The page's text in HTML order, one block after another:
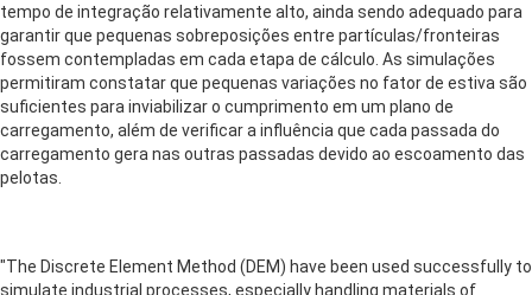
tempo de integração relativamente alto, ainda sendo adequado para
garantir que pequenas sobreposições entre partículas/fronteiras
fossem contempladas em cada etapa de cálculo. As simulações
permitiram constatar que pequenas variações no fator de estiva são
suficientes para inviabilizar o cumprimento em um plano de
carregamento, além de verificar a influência que cada passada do
carregamento gera nas outras passadas devido ao escoamento das
pelotas.
"The Discrete Element Method (DEM) have been used successfully to
simulate industrial processes, especially handling materials of